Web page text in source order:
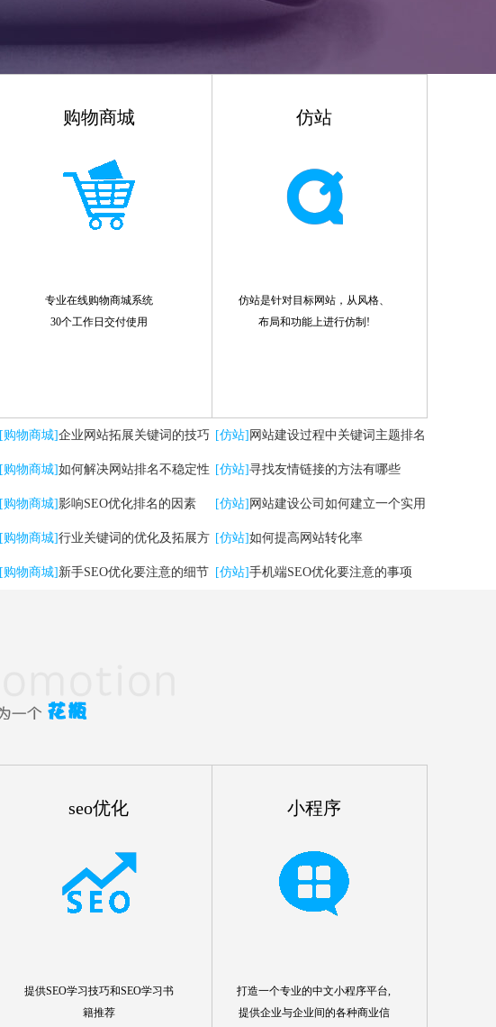
购物商城
专业在线购物商城系统
30个工作日交付使用
仿站
仿站是针对目标网站，从风格、
布局和功能上进行仿制!
[购物商城]企业网站拓展关键词的技巧
有哪些
[购物商城]如何解决网站排名不稳定性
[购物商城]影响SEO优化排名的因素
[购物商城]行业关键词的优化及拓展方
法
[购物商城] 新手SEO优化要注意的细节
[仿站] 网站建设过程中关键词主题排名
掉了，怎么办？
[仿站]寻找友情链接的方法有哪些
[仿站] 网站建设公司如何建立一个实用
的网站
[仿站]如何提高网站转化率
[仿站]手机端SEO优化要注意的事项
seo优化
提供SEO学习技巧和SEO学习书
籍推荐
小程序
打造一个专业的中文小程序平台,
提供企业与企业间的各种商业信